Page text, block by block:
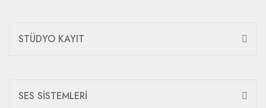
STÜDYO KAYIT
SES SİSTEMLERİ